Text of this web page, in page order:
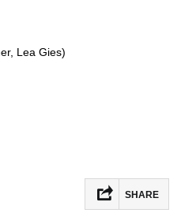
Lea Gies)
SHARE